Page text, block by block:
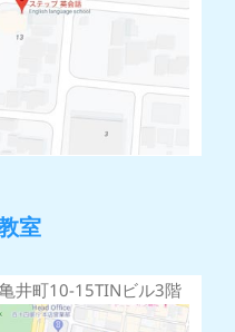
室
井町10-15TINビル3階